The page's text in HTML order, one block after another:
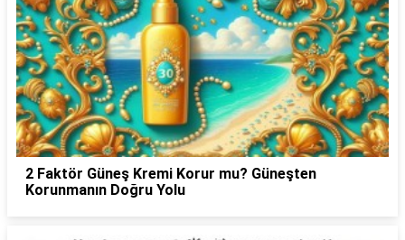
2 Faktör Güneş Kremi Korur mu? Güneşten
Korunmanın Doğru Yolu